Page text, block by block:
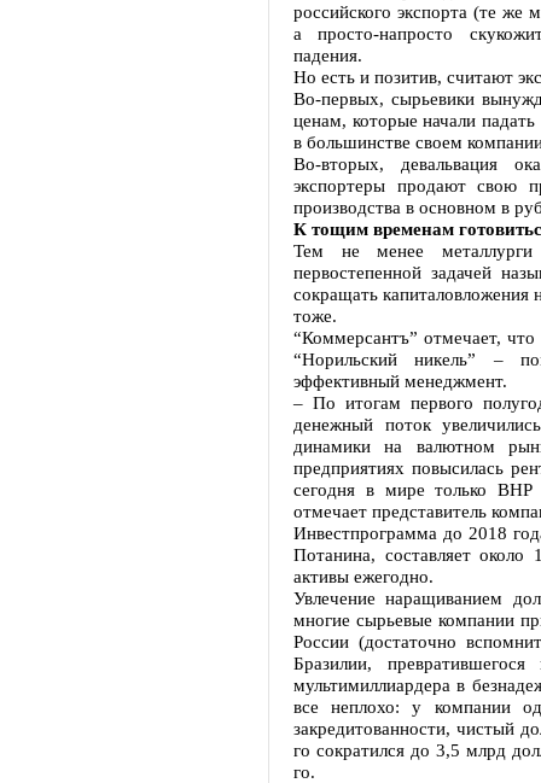
российского экспорта (те же
а просто-напросто
падения.
Но есть и позитив, считают
Во-первых, сырьевики
ценам, которые начали
в большинстве своем
Во-вторых, девальвация
экспортеры продают свою
производства в основном в
К тощим временам
Тем не менее
первостепенной задачей
сокращать
тоже.
“Коммерсантъ” отмечает,
“Норильский никель” –
эффективный менеджмент.
– По итогам первого
денежный поток
динамики на валютном
предприятиях повысилась
сегодня в мире только
отмечает представитель
Инвестпрограмма до 2018
Потанина, составляет
активы ежегодно.
Увлечение наращиванием
многие сырьевые компании
России (достаточно
Бразилии,
мультимиллиардера в
все неплохо: у компании
закредитованности, чистый
го сократился до 3,5 млрд
го.